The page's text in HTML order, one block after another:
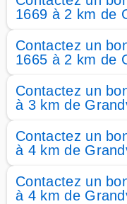
1669 à 2 km de
Contactez un
1665 à 2 km de
Contactez un
à 3 km de
Contactez un
à 4 km de
Contactez un
à 4 km de